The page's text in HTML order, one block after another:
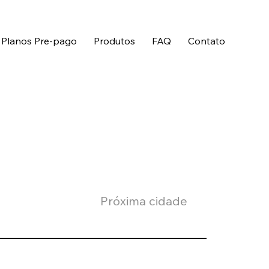
Pre-pago Produtos FAQ Contato
Próxima cidade